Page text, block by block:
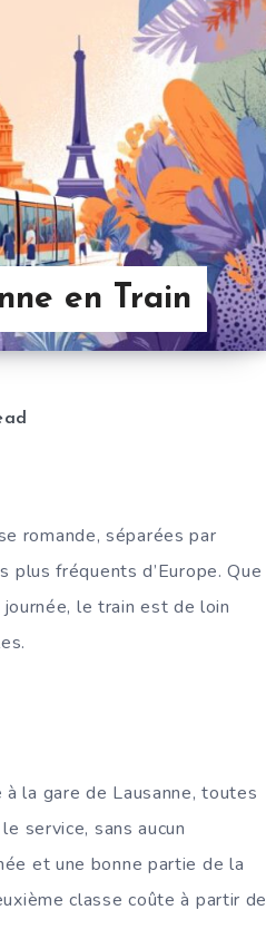
en Train
romande, séparées par
fréquents d’Europe. Que
le train est de loin
la gare de Lausanne, toutes
service, sans aucun
et une bonne partie de la
classe coûte à partir de